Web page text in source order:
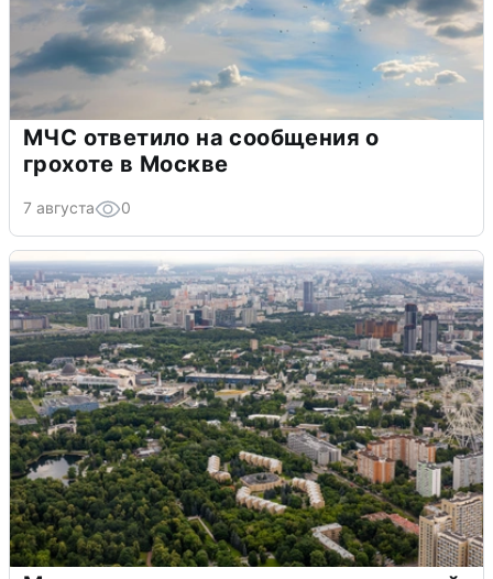
МЧС ответило на сообщения о
грохоте в Москве
7 августа 0